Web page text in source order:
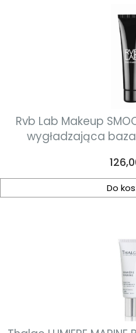
Rvb Lab Makeup
wygładzająca
Do